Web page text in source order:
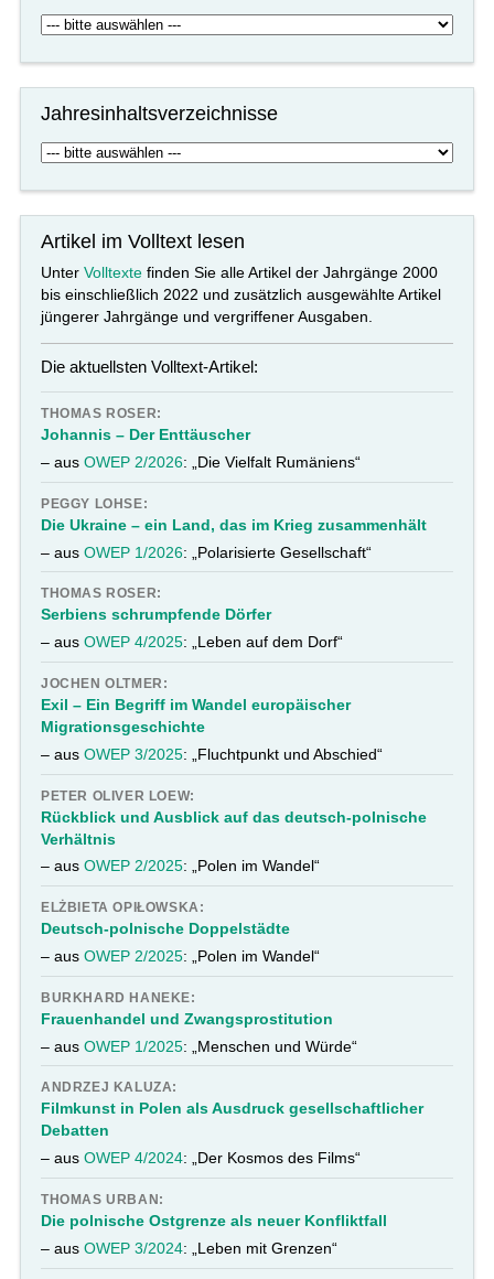
Jahresinhaltsverzeichnisse
Artikel im Volltext lesen
UnterVolltexte finden Sie alle Artikel der Jahrgänge 2000
bis einschließlich 2022 und zusätzlich ausgewählte Artikel
jüngerer Jahrgänge und vergriffener Ausgaben.
Die aktuellsten Volltext-Artikel:
THOMAS ROSER:
Johannis – Der Enttäuscher
– ausOWEP 2/2026: „Die Vielfalt Rumäniens“
PEGGY LOHSE:
Die Ukraine – ein Land, das im Krieg zusammenhält
– ausOWEP 1/2026: „Polarisierte Gesellschaft“
THOMAS ROSER:
Serbiens schrumpfende Dörfer
– ausOWEP 4/2025: „Leben auf dem Dorf“
JOCHEN OLTMER:
Exil – Ein Begriff im Wandel europäischer
Migrationsgeschichte
– ausOWEP 3/2025: „Fluchtpunkt und Abschied“
PETER OLIVER LOEW:
Rückblick und Ausblick auf das deutsch-polnische
Verhältnis
– ausOWEP 2/2025: „Polen im Wandel“
ELŻBIETA OPIŁOWSKA:
Deutsch-polnische Doppelstädte
– ausOWEP 2/2025: „Polen im Wandel“
BURKHARD HANEKE:
Frauenhandel und Zwangsprostitution
– ausOWEP 1/2025: „Menschen und Würde“
ANDRZEJ KALUZA:
Filmkunst in Polen als Ausdruck gesellschaftlicher
Debatten
– ausOWEP 4/2024: „Der Kosmos des Films“
THOMAS URBAN:
Die polnische Ostgrenze als neuer Konfliktfall
– ausOWEP 3/2024: „Leben mit Grenzen“